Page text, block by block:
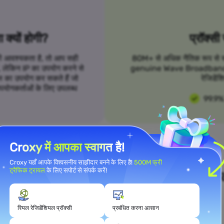
होगी?
आवश्यकता है, तो आप सही
लेकिन IP का उपयोग करने से
उपयोग कर सकते हैं जो
के लिए उपलब्ध
80M+ से अधिक नैतिक रूप से
genuine Wave Broadband
उपयोग मामले की आवश्यकताओं को पूरा
Croxy में आपका स्वागत है!
Croxy यहाँ आपके विश्वसनीय साझीदार बनने के लिए है! 500M फ्री
ट्रैफिक ट्रायलके लिए सपोर्ट से संपर्क करें!
रियल रेजिडेंशियल प्रॉक्सी प्रबंधित करना आसान